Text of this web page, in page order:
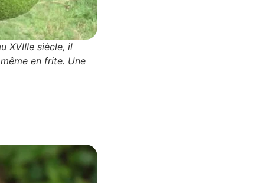
XVIIIe siècle, il
en frite. Une